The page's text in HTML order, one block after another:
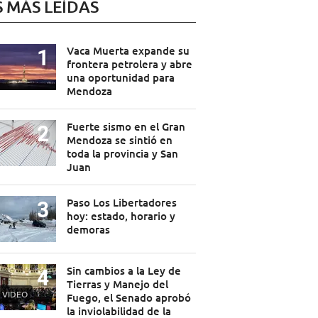
MÁS LEÍDAS
Vaca Muerta expande su
frontera petrolera y abre
una oportunidad para
Mendoza
Fuerte sismo en el Gran
Mendoza se sintió en
toda la provincia y San
Juan
Paso Los Libertadores
hoy: estado, horario y
demoras
VIDEO
Sin cambios a la Ley de
Tierras y Manejo del
Fuego, el Senado aprobó
la inviolabilidad de la